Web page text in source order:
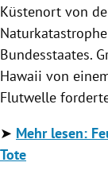
Küstenort von
Bundesstaates.
Hawaii von
Flutwelle
➤ Mehr lesen:
Tote